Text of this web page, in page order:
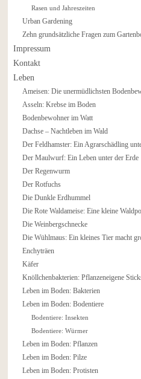
Rasen und Jahreszeiten
Urban Gardening
Zehn grundsätzliche Fragen zum
Impressum
Kontakt
Leben
Ameisen: Die unermüdlichsten
Asseln: Krebse im Boden
Bodenbewohner im Watt
Dachse – Nachtleben im Wald
Der Feldhamster: Ein Agrarschädling
Der Maulwurf: Ein Leben unter der Erde
Der Regenwurm
Der Rotfuchs
Die Dunkle Erdhummel
Die Rote Waldameise: Eine kleine
Die Weinbergschnecke
Die Wühlmaus: Ein kleines Tier macht
Enchyträen
Käfer
Knöllchenbakterien: Pflanzeneigene
Leben im Boden: Bakterien
Leben im Boden: Bodentiere
Bodentiere: Insekten
Bodentiere: Würmer
Leben im Boden: Pflanzen
Leben im Boden: Pilze
Leben im Boden: Protisten